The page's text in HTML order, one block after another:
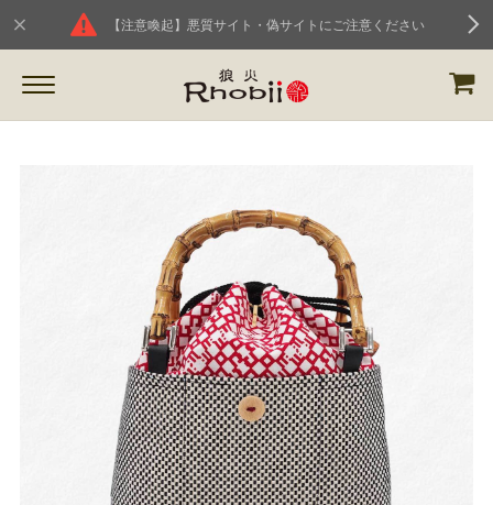
【注意喚起】悪質サイト・偽サイトにご注意ください